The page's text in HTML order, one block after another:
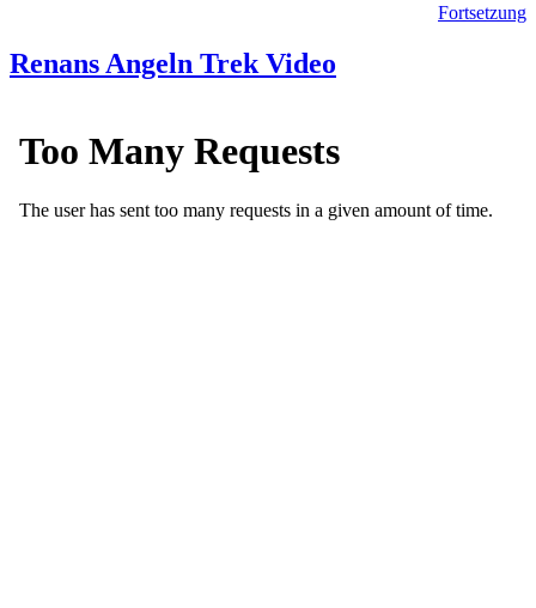
Fortsetzung
Renans Angeln Trek Video